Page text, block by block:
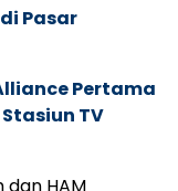
Pasar
Pertama
TV